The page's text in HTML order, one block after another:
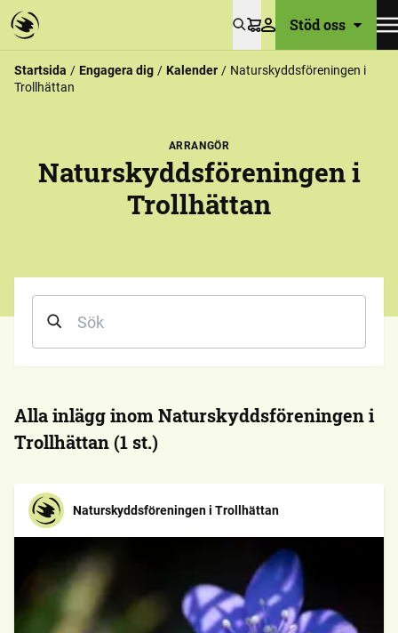
VarukorgStöd oss
Startsida Engagera dig Kalender
Naturskyddsföreningen i
Trollhättan
ARRANGÖR
Naturskyddsföreningen i
Trollhättan
Alla inlägg inom Naturskyddsföreningen i
Trollhättan (1 st.)
Naturskyddsföreningen i Trollhättan